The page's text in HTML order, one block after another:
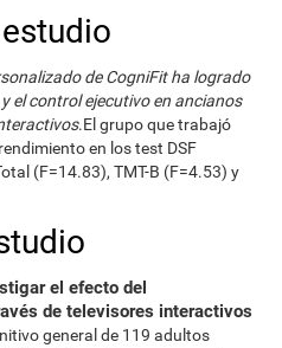
de CogniFit ha logrado
el control ejecutivo en ancianos
.El grupo que trabajó
en los test DSF
(F=14.83), TMT-B (F=4.53) y
el efecto del
de televisores interactivos
general de 119 adultos